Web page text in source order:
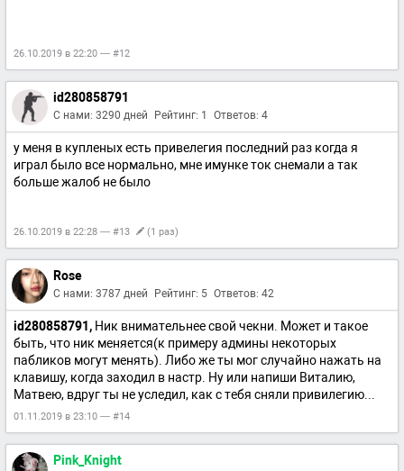
26.10.2019 в 22:20 — #12
id280858791
С нами: 3290 дней Рейтинг: 1 Ответов: 4
у меня в купленых есть привелегия последний раз когда я
играл было все нормально, мне имунке ток снемали а так
больше жалоб не было
26.10.2019 в 22:28 — #13 (1 раз)
Rose
С нами: 3787 дней Рейтинг: 5 Ответов: 42
id280858791, Ник внимательнее свой чекни. Может и такое
быть, что ник меняется(к примеру админы некоторых
пабликов могут менять). Либо же ты мог случайно нажать на
клавишу, когда заходил в настр. Ну или напиши Виталию,
Матвею, вдруг ты не уследил, как с тебя сняли привилегию...
01.11.2019 в 23:10 — #14
Pink_Knight